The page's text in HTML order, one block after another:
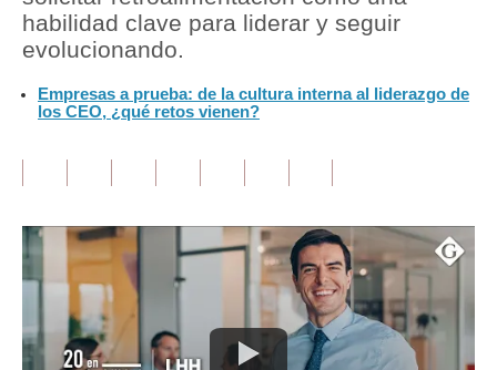
Finanzas Personales
Plus G
Opinión
Pregunta de hoy
Tendencias
habilidad clave para liderar y seguir
evolucionando.
Empresas a prueba: de la cultura interna al liderazgo de
los CEO, ¿qué retos vienen?